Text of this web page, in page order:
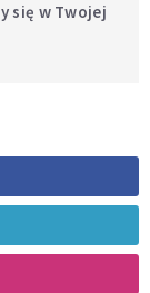
się w Twojej